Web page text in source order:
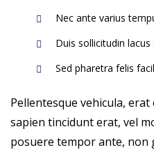
Nec ante varius
Duis sollicitudin lacus
Sed pharetra felis
Pellentesque vehicula,
sapien tincidunt erat, vel
posuere tempor ante, non